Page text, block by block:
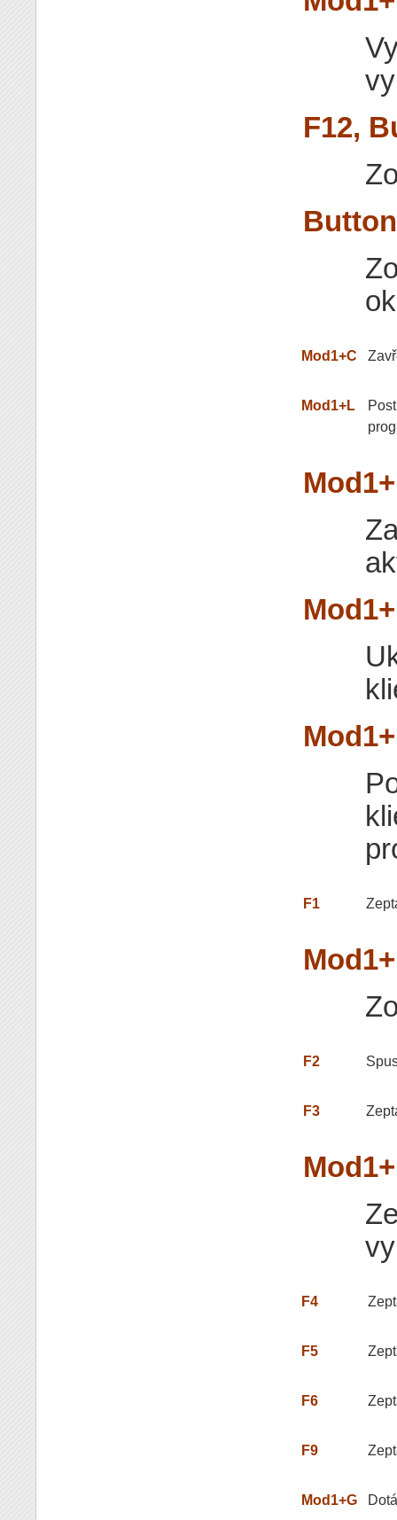
F12,
Mod1+C
Mod1+L
F1
F2
F3
F4
F5
F6
F9
Mod1+G